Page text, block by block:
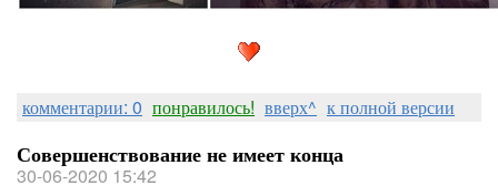
комментарии: 0 понравилось! вверх^ к полной версии
Совершенствование не имеет конца
30-06-2020 15:42